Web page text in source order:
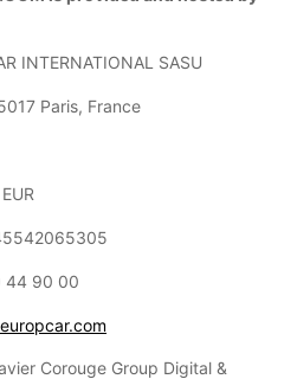
INTERNATIONAL SASU
Paris, France
44 90 00
Corouge Group Digital &